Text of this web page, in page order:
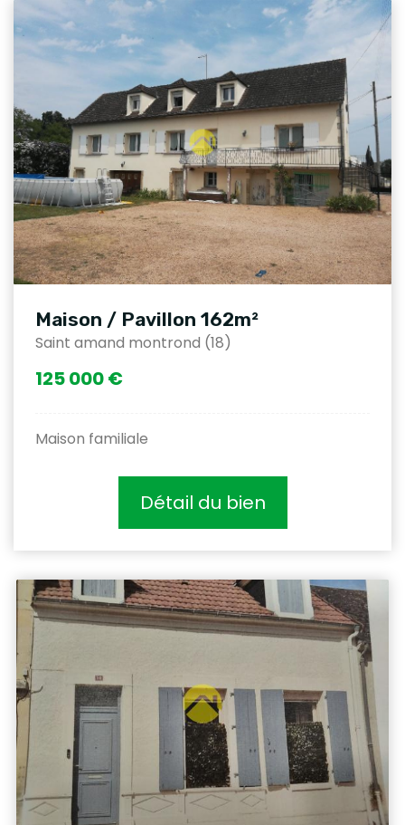
Maison / Pavillon 162m²
Saint amand montrond (18)
125 000 €
Maison familiale
Détail du bien